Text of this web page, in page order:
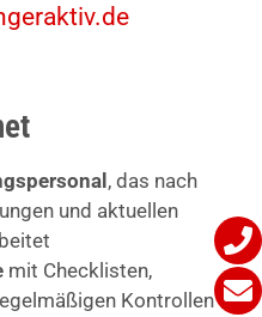
, das nach
und aktuellen
mit Checklisten,
Kontrollen